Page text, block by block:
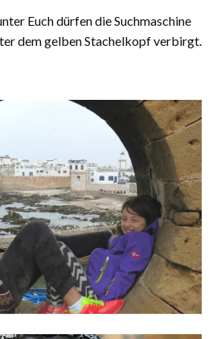
Euch dürfen die Suchmaschine
dem gelben Stachelkopf verbirgt.